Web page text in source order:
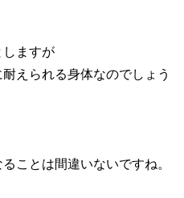
しますが
えられる身体なのでしょう
ことは間違いないですね。